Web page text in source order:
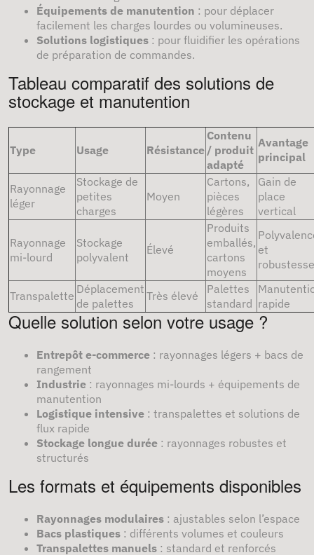
Équipements de manutention : pour déplacer
facilement les charges lourdes ou volumineuses.
Solutions logistiques : pour fluidifier les opérations
de préparation de commandes.
Tableau comparatif des solutions de
stockage et manutention
Type Usage Résistance
Contenu
/ produit
adapté
Avantage
principal
Rayonnage
léger
Stockage de
petites
charges
Moyen
Cartons,
pièces
légères
Gain de
place
vertical
Rayonnage
mi-lourd
Stockage
polyvalent
Élevé
Produits
emballés,
cartons
moyens
et
robustesse
Transpalette Déplacement
de palettes
Très élevé
Palettes
standard rapide
Quelle solution selon votre usage ?
Entrepôt e-commerce : rayonnages légers + bacs de
rangement
Industrie : rayonnages mi-lourds + équipements de
manutention
Logistique intensive : transpalettes et solutions de
flux rapide
Stockage longue durée : rayonnages robustes et
structurés
Les formats et équipements disponibles
Rayonnages modulaires : ajustables selon l’espace
Bacs plastiques : différents volumes et couleurs
Transpalettes manuels : standard et renforcés